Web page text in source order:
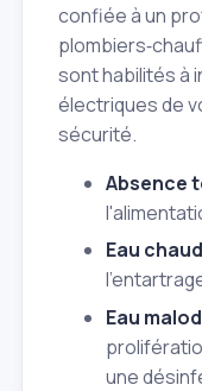
confiée à un
sont habilités à
électriques de
sécurité.
Absence
Eau
Eau
une